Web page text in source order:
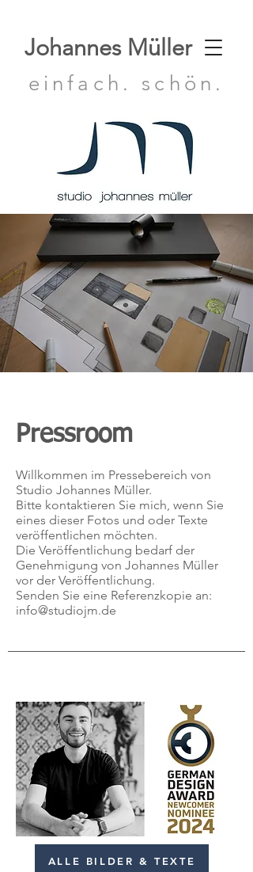
einfach. schön.
Johannes Müller
Pressroom
Willkommen im Pressebereich von
Studio Johannes Müller.
Bitte kontaktieren Sie mich, wenn Sie
eines dieser Fotos und oder Texte
veröffentlichen möchten.
Die Veröffentlichung bedarf der
Genehmigung von Johannes Müller
vor der Veröffentlichung.
Senden Sie eine Referenzkopie an:
info@studiojm.de
ALLE BILDER & TEXTE